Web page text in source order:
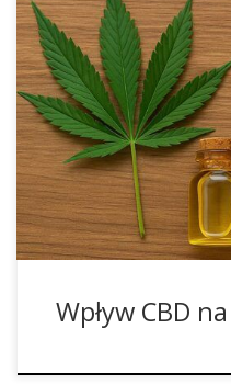
Dlaczego Układ Trawienny
pokarmowy człowieka to
mechanizm, w którym
enzymy, sygnały nerwowe
równowagi szybko odbija
wzdęć, zaparć, biegunek
osób poszukuje
[…]
Wpływ CBD